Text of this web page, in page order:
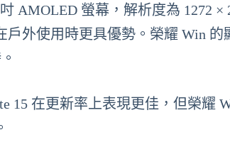
AMOLED 螢幕，解析度為 1272
戶外使用時更具優勢。榮耀 Win
15 在更新率上表現更佳，但榮耀